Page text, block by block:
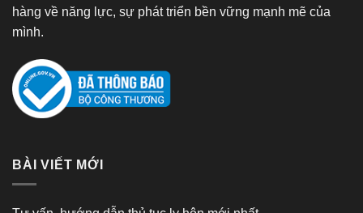
hàng về năng lực, sự phát triển bền vững mạnh mẽ của
mình.
BÀI VIẾT MỚI